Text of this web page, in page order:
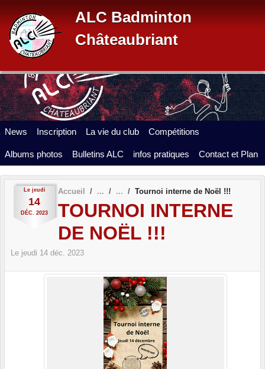
ALC Badminton
Châteaubriant
News Inscription La vie du club Compétitions
Albums photos Bulletins ALC infos pratiques Contact et Plan
Le jeudi
14
DÉC. 2023
Accueil Tournoi interne de Noël !!!
TOURNOI INTERNE
DE NOËL !!!
Le jeudi 14 déc. 2023